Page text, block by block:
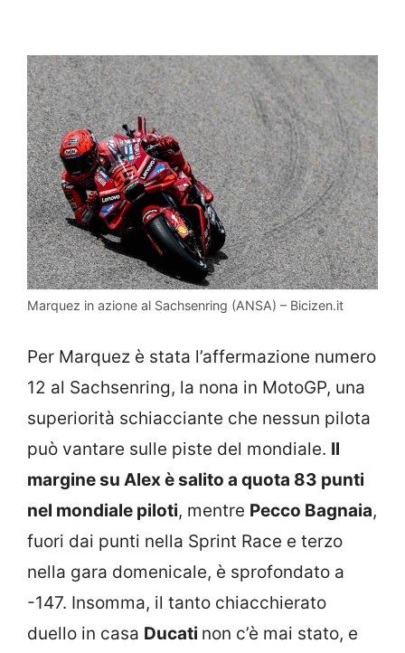
Marquez in azione al Sachsenring (ANSA) – Bicizen.it
Per Marquez è stata l’affermazione numero
12 al Sachsenring, la nona in MotoGP, una
superiorità schiacciante che nessun pilota
può vantare sulle piste del mondiale. Il
margine su Alex è salito a quota 83 punti
nel mondiale piloti, mentre Pecco Bagnaia,
fuori dai punti nella Sprint Race e terzo
nella gara domenicale, è sprofondato a
-147. Insomma, il tanto chiacchierato
duello in casa Ducati non c’è mai stato, e